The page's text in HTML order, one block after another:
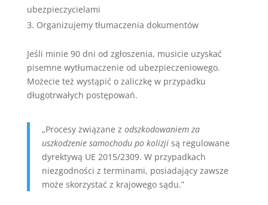
ubezpieczycielami
Organizujemy tłumaczenia dokumentów
Jeśli minie 90 dni od zgłoszenia, musicie uzyskać
pisemne wytłumaczenie od ubezpieczeniowego.
Możecie też wystąpić o zaliczkę w przypadku
długotrwałych postępowań.
„Procesy związane z odszkodowaniem za
uszkodzenie samochodu po kolizjisą regulowane
dyrektywą UE 2015/2309. W przypadkach
niezgodności z terminami, posiadający zawsze
może skorzystać z krajowego sądu.”